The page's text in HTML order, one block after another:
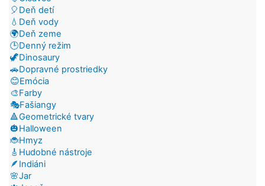
🎈Deň detí
💧Deň vody
🌍Deň zeme
🕒Denný režim
🦖Dinosaury
🚗Dopravné prostriedky
😊Emócia
🎨Farby
🎭Fašiangy
🔺Geometrické tvary
🎃Halloween
🐞Hmyz
🎸Hudobné nástroje
🪶Indiáni
🌸Jar